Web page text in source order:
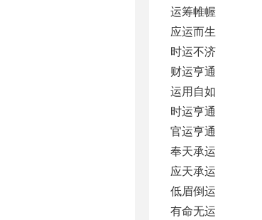
运筹帷幄
应运而生
时运不济
财运亨通
运用自如
时运亨通
官运亨通
奉天承运
应天承运
低眉倒运
有命无运